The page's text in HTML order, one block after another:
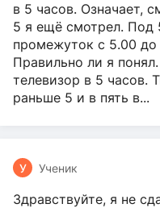
в 5 часов. Означает,
5 я ещё смотрел. Под
промежуток с 5.00 до
Правильно ли я
телевизор в 5 часов.
раньше 5 и в пять в...
У Ученик
Здравствуйте, я не